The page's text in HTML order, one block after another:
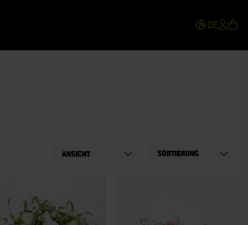
DE
ANSICHT SORTIERUNG